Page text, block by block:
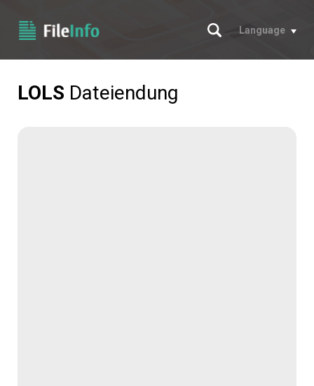
Suche
Language
LOLS Dateiendung